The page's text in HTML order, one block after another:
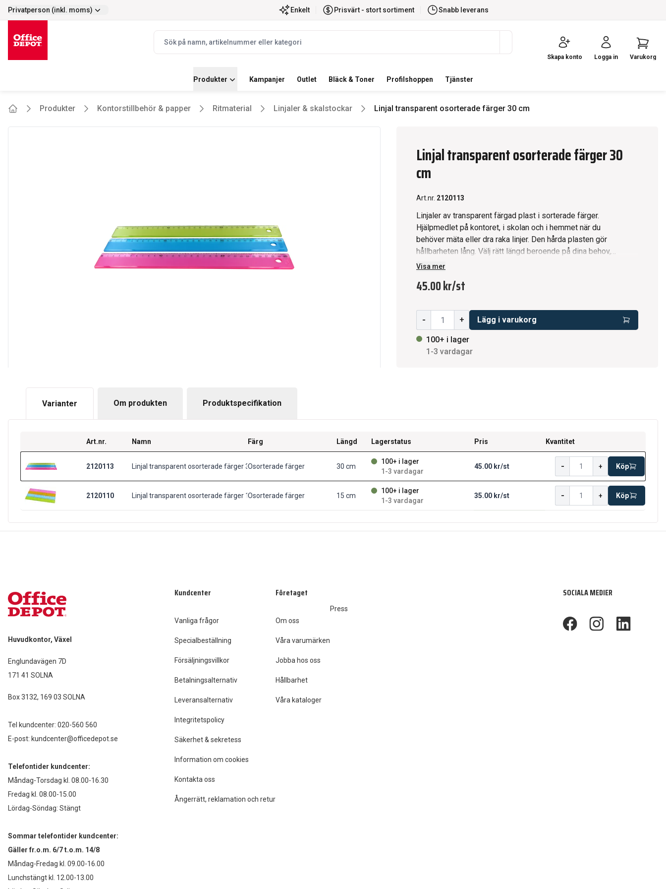
selector.vat
Privatperson (inkl. moms) Snabb leverans
Enkelt Prisvärt - stort sortiment Snabb leverans
navbar.quicksearch.label
Skapa konto Logga in Varukorg
Produkter Kampanjer Outlet Bläck & Toner Profilshoppen Tjänster
Produkter Kontorstillbehör & papper Ritmaterial Linjaler & skalstockar Linjal transparent osorterade färger 30 cm
Linjal transparent osorterade färger 30
cm
Art.nr. 2120113
Linjaler av transparent färgad plast i sorterade färger.
Hjälpmedlet på kontoret, i skolan och i hemmet när du
behöver mäta eller dra raka linjer. Den hårda plasten gör
hållbarheten lång. Välj rätt längd beroende på dina behov,
dessa är lätta och smidiga. Linjalen är lätt att förvara på
lite färggladare med dessa linjaler. * Osorterade färger *
Miljöinfo: Produkten lever upp till kravbilden för en Giftfri
förskola
Visa mer
45.00 kr/st
- + Lägg i varukorg
100+ i lager
1-3 vardagar
Varianter Om produkten Produktspecifikation
Art.nr. Namn Färg Längd Lagerstatus Pris Kvantitet
2120113 Linjal transparent osorterade färger 30 cmOsorterade färger 30 cm
100+ i lager
1-3 vardagar
45.00 kr/st - + Köp
2120110 Linjal transparent osorterade färger 15 cmOsorterade färger 15 cm
100+ i lager
1-3 vardagar
35.00 kr/st - + Köp
Huvudkontor, Växel
Englundavägen 7D
171 41 SOLNA
Box 3132, 169 03 SOLNA
Tel kundcenter: 020-560 560
E-post: kundcenter@officedepot.se
Telefontider kundcenter:
Måndag-Torsdag kl. 08.00-16.30
Fredag kl. 08.00-15.00
Lördag-Söndag: Stängt
Sommar telefontider kundcenter:
Gäller fr.o.m. 6/7 t.o.m. 14/8
Måndag-Fredag kl. 09.00-16.00
Lunchstängt kl. 12.00-13.00
Kundcenter
Vanliga frågor
Specialbeställning
Försäljningsvillkor
Betalningsalternativ
Leveransalternativ
Integritetspolicy
Säkerhet & sekretess
Information om cookies
Kontakta oss
Ångerrätt, reklamation och retur
Företaget
Om oss
Våra varumärken
Jobba hos oss
Hållbarhet
Våra kataloger
Press
SOCIALA MEDIER